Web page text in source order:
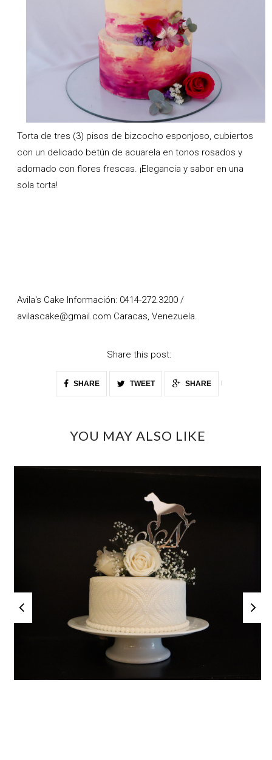
Torta de tres (3) pisos de bizcocho esponjoso, cubiertos
con un delicado betún de acuarela en tonos rosados y
adornado con flores frescas. ¡Elegancia y sabor en una
sola torta!
Avila's Cake Información: 0414-272.3200 /
avilascake@gmail.com Caracas, Venezuela.
Share this post:
SHARE TWEET SHARE
YOU MAY ALSO LIKE